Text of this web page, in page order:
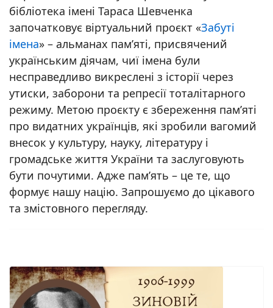
бібліотека імені Тараса Шевченка
започатковує віртуальний проєкт «Забуті
імена» – альманах пам’яті, присвячений
українським діячам, чиї імена були
несправедливо викреслені з історії через
утиски, заборони та репресії тоталітарного
режиму. Метою проєкту є збереження пам’яті
про видатних українців, які зробили вагомий
внесок у культуру, науку, літературу і
громадське життя України та заслуговують
бути почутими. Адже пам’ять – це те, що
формує нашу націю. Запрошуємо до цікавого
та змістовного перегляду.